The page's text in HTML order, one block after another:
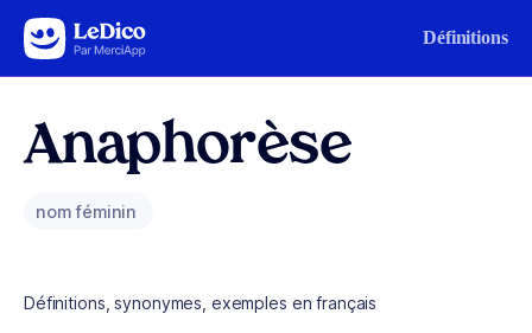
Aller au contenu Définitions
Anaphorèse
nom féminin
Définitions, synonymes, exemples en français